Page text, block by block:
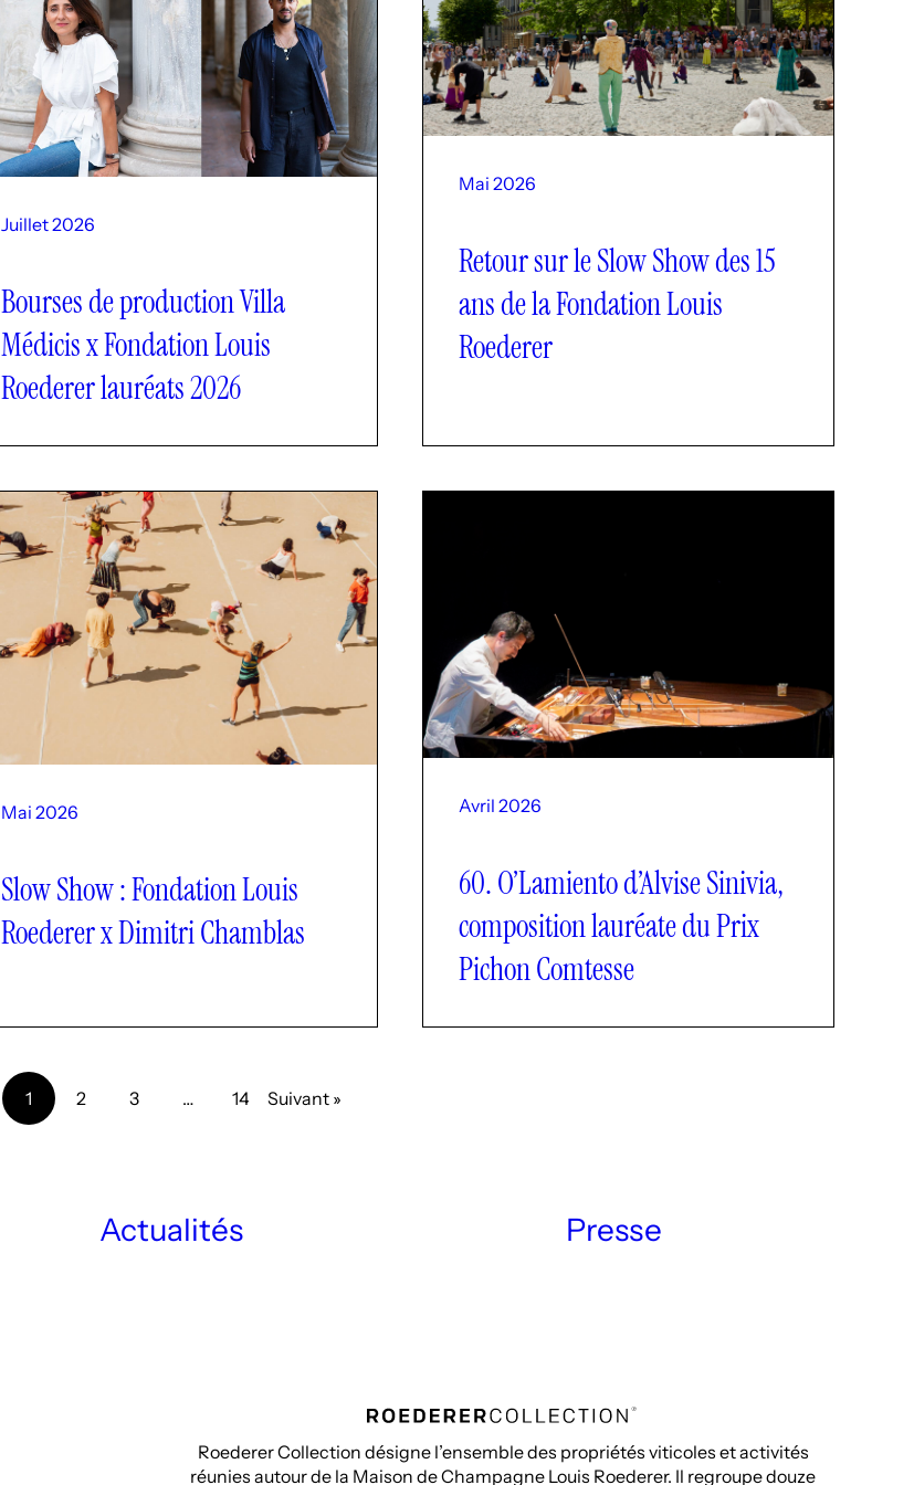
Juillet 2026
Bourses de production Villa
Médicis x Fondation Louis
Roederer lauréats 2026
Mai 2026
Retour sur le Slow Show des 15
ans de la Fondation Louis
Roederer
Mai 2026
Slow Show : Fondation Louis
Roederer x Dimitri Chamblas
Avril 2026
60. O’Lamiento d’Alvise Sinivia,
composition lauréate du Prix
Pichon Comtesse
1 2 3 … 14 Suivant »
Actualités Presse
Roederer Collection désigne l’ensemble des propriétés viticoles et activités
réunies autour de la Maison de Champagne Louis Roederer. Il regroupe douze